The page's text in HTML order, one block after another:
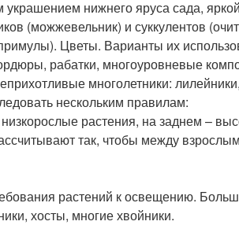
нижнего яруса сада,
(можжевельник) и суккулентов
Цветы. Варианты их
рабатки, многоуровневые
многолетники:
нескольким правилам:
растения, на заднем –
так, чтобы между
растений к освещению.
хосты, многие хвойники.